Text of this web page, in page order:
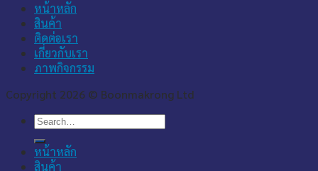
หน้าหลัก
สินค้า
ติดต่อเรา
เกี่ยวกับเรา
ภาพกิจกรรม
Copyright 2026 © Boonmakrong Ltd
Search
หน้าหลัก
สินค้า